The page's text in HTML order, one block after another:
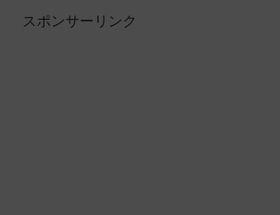
スポンサーリンク